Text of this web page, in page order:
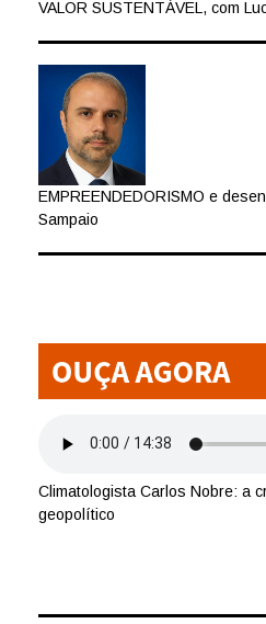
VALOR SUSTENTÁVEL, com
EMPREENDEDORISMO e
Sampaio
Climatologista Carlos Nobre: a
geopolítico